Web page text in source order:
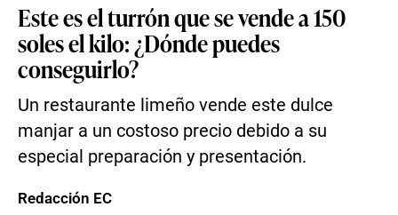
Este es el turrón que se vende a 150
soles el kilo: ¿Dónde puedes
conseguirlo?
Un restaurante limeño vende este dulce
manjar a un costoso precio debido a su
especial preparación y presentación.
Redacción EC